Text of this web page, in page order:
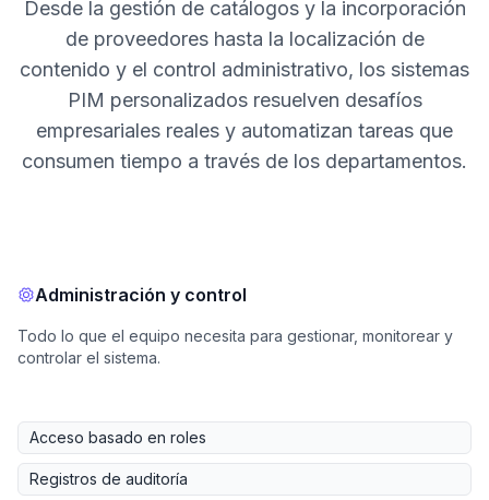
Desde la gestión de catálogos y la incorporación
de proveedores hasta la localización de
contenido y el control administrativo, los sistemas
PIM personalizados resuelven desafíos
empresariales reales y automatizan tareas que
consumen tiempo a través de los departamentos.
Administración y control
Todo lo que el equipo necesita para gestionar, monitorear y
controlar el sistema.
Acceso basado en roles
Registros de auditoría